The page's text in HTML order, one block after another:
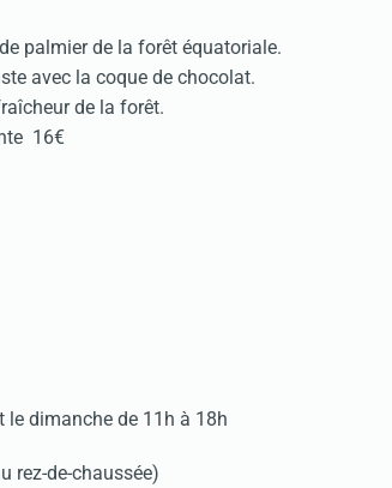
palmier de la forêt équatoriale.
avec la coque de chocolat.
de la forêt.
16€
le dimanche de 11h à 18h
rez-de-chaussée)